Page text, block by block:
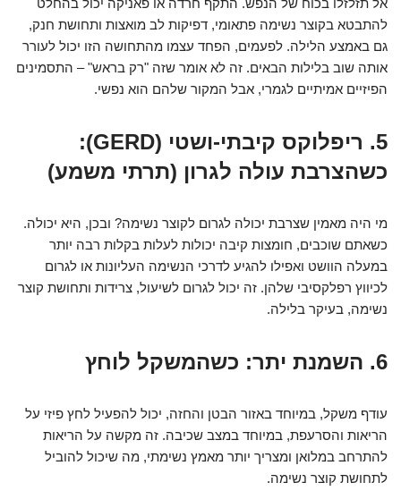
אל תזלזלו בכוח של הנפש. התקף חרדה או פאניקה יכול בהחלט
להתבטא בקוצר נשימה פתאומי, דפיקות לב מואצות ותחושת חנק,
גם באמצע הלילה. לפעמים, הפחד עצמו מהתחושה הזו יכול לעורר
אותה שוב בלילות הבאים. זה לא אומר שזה "רק בראש" – התסמינים
הפיזיים אמיתיים לגמרי, אבל המקור שלהם הוא נפשי.
5. ריפלוקס קיבתי-ושטי (GERD):
כשהצרבת עולה לגרון (תרתי משמע)
מי היה מאמין שצרבת יכולה לגרום לקוצר נשימה? ובכן, היא יכולה.
כשאתם שוכבים, חומצות קיבה יכולות לעלות בקלות רבה יותר
במעלה הוושט ואפילו להגיע לדרכי הנשימה העליונות או לגרום
לכיווץ רפלקסיבי שלהן. זה יכול לגרום לשיעול, צרידות ותחושת קוצר
נשימה, בעיקר בלילה.
6. השמנת יתר: כשהמשקל לוחץ
עודף משקל, במיוחד באזור הבטן והחזה, יכול להפעיל לחץ פיזי על
הריאות והסרעפת, במיוחד במצב שכיבה. זה מקשה על הריאות
להתרחב במלואן ומצריך יותר מאמץ נשימתי, מה שיכול להוביל
לתחושת קוצר נשימה.